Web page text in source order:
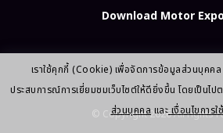
เราใช้คุกกี้ (Cookie) เพื่อจัดการข้อมูลส่วนบุคค
ประสบการณ์การเยี่ยมชมเว็บไซต์ให้ดียิ่งขึ้น โดยเป็นไป
ส่วนบุคคลและเงื่อนไขการใ
Download Motor
© Copyright 2026 All rights